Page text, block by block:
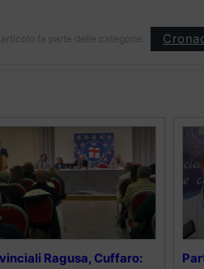
fa parte delle categorie:
Ragusa, Cuffaro: